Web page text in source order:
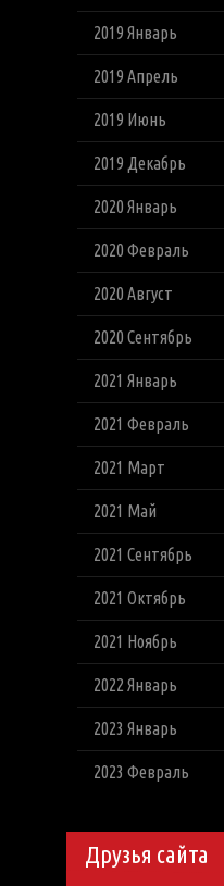
2019 Январь
2019 Апрель
2019 Июнь
2019 Декабрь
2020 Январь
2020 Февраль
2020 Август
2020 Сентябрь
2021 Январь
2021 Февраль
2021 Март
2021 Май
2021 Сентябрь
2021 Октябрь
2021 Ноябрь
2022 Январь
2023 Январь
2023 Февраль
Друзья сайта